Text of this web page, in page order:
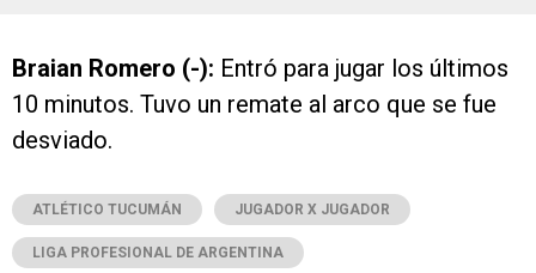
Braian Romero (-): Entró para jugar los últimos
10 minutos. Tuvo un remate al arco que se fue
desviado.
ATLÉTICO TUCUMÁN JUGADOR X JUGADOR
LIGA PROFESIONAL DE ARGENTINA